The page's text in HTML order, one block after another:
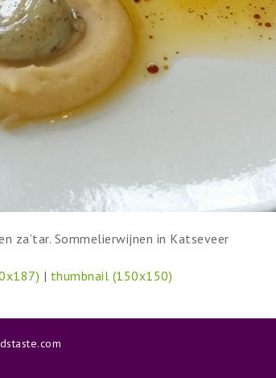
za’tar. Sommelierwijnen in Katseveer
| thumbnail (150x150)